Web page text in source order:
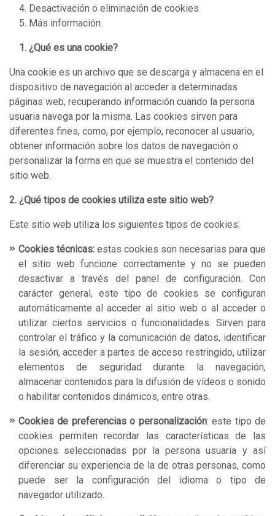
4. Desactivación o eliminación de cookies
5. Más información.
1. ¿Qué es una cookie?
Una cookie es un archivo que se descarga y almacena en el
dispositivo de navegación al acceder a determinadas
páginas web, recuperando información cuando la persona
usuaria navega por la misma. Las cookies sirven para
diferentes fines, como, por ejemplo, reconocer al usuario,
obtener información sobre los datos de navegación o
personalizar la forma en que se muestra el contenido del
sitio web.
2. ¿Qué tipos de cookies utiliza este sitio web?
Este sitio web utiliza los siguientes tipos de cookies:
Cookies técnicas: estas cookies son necesarias para que
el sitio web funcione correctamente y no se pueden
desactivar a través del panel de configuración. Con
carácter general, este tipo de cookies se configuran
automáticamente al acceder al sitio web o al acceder o
utilizar ciertos servicios o funcionalidades. Sirven para
controlar el tráfico y la comunicación de datos, identificar
la sesión, acceder a partes de acceso restringido, utilizar
elementos de seguridad durante la navegación,
almacenar contenidos para la difusión de vídeos o sonido
o habilitar contenidos dinámicos, entre otras.
Cookies de preferencias o personalización: este tipo de
cookies permiten recordar las características de las
opciones seleccionadas por la persona usuaria y así
diferenciar su experiencia de la de otras personas, como
puede ser la configuración del idioma o tipo de
navegador utilizado.